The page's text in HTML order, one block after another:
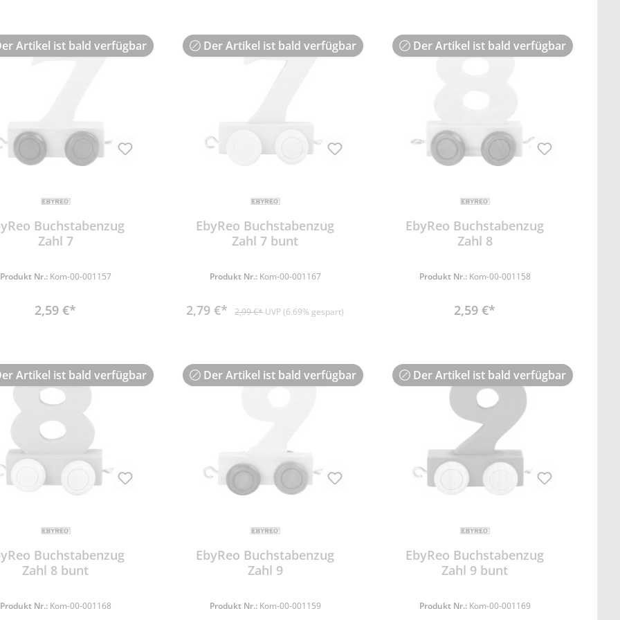
Artikel ist bald verfügbar
Buchstabenzug
Zahl 7
Produkt Nr.: Kom-00-001157
2,59 €*
Der Artikel ist bald verfügbar
EbyReo Buchstabenzug
Zahl 7 bunt
Produkt Nr.: Kom-00-001167
2,79 €* 2,99 €* UVP (6.69% gespart)
Der Artikel ist bald verfügbar
EbyReo Buchstabenzug
Zahl 8
Produkt Nr.: Kom-00-001158
2,59 €*
Artikel ist bald verfügbar
Buchstabenzug
Zahl 8 bunt
Produkt Nr.: Kom-00-001168
Der Artikel ist bald verfügbar
EbyReo Buchstabenzug
Zahl 9
Produkt Nr.: Kom-00-001159
Der Artikel ist bald verfügbar
EbyReo Buchstabenzug
Zahl 9 bunt
Produkt Nr.: Kom-00-001169